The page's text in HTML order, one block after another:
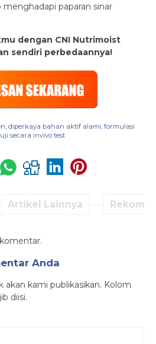
menghadapi paparan sinar
dengan CNI Nutrimoist
sendiri perbedaannya!
diperkaya bahan aktif alami formulasi
secara invivo test
Artikel Lainnya
Anda
akan kami publikasikan. Kolom
diisi.